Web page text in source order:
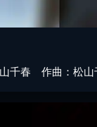
千春 作曲：松山